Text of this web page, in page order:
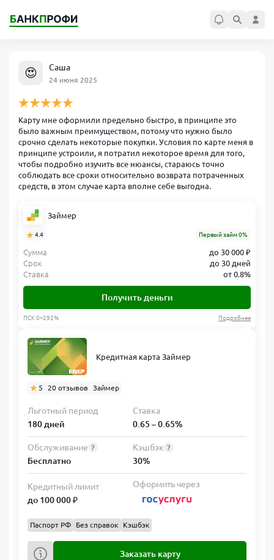
😍 Саша
24 июня 2025
Карту мне оформили предельно быстро, в принципе это
было важным преимуществом, потому что нужно было
срочно сделать некоторые покупки. Условия по карте меня в
принципе устроили, я потратил некоторое время для того,
чтобы подробно изучить все нюансы, стараюсь точно
соблюдать все сроки относительно возврата потраченных
средств, в этом случае карта вполне себе выгодна.
Займер
4.4 Первый займ 0%
Сумма
до 30 000 ₽
Срок
до 30 дней
Ставка
от 0.8%
Получить деньги
ПСК 0–292% Подробнее
Кредитная карта Займер
5 20 отзывов Займер
Льготный период
180 дней
Ставка
0.65 – 0.65%
Обслуживание ?
Бесплатно
Кэшбэк ?
30%
Кредитный лимит
до 100 000 ₽
Оформить через
Паспорт РФ Без справок Кэшбэк
Заказать карту